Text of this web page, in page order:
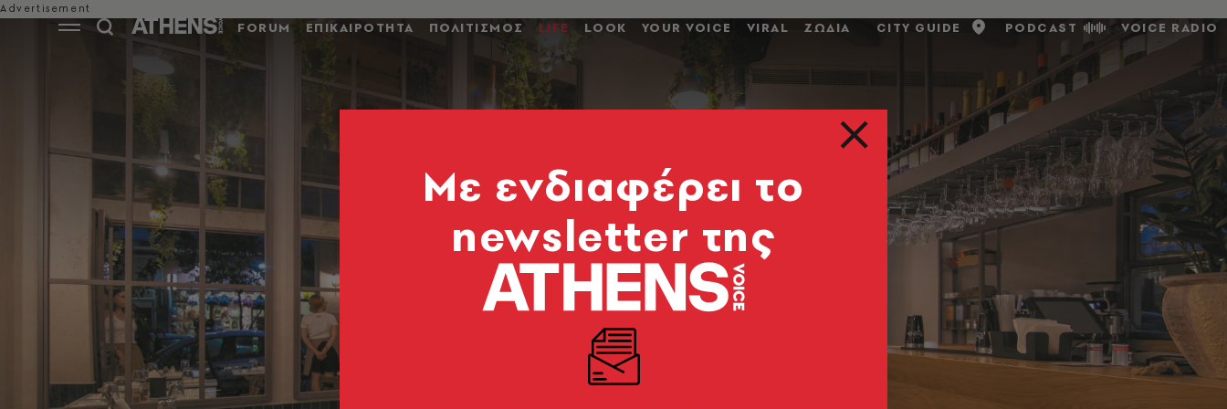
FORUM ΕΠΙΚΑΙΡΟΤΗΤΑ ΠΟΛΙΤΙΣΜΟΣ LIFE LOOK YOUR VOICE VIRAL ΖΩΔΙΑ CITY GUIDE PODCAST VOICE RADIO
Mε ενδιαφέρει το
newsletter της